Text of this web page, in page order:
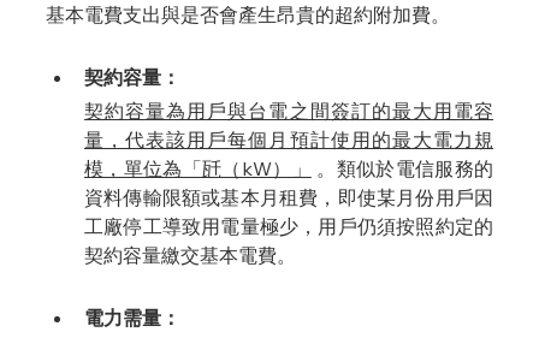
基本電費支出與是否會產生昂貴的超約附加費。
契約容量：
契約容量為用戶與台電之間簽訂的最大用電容
量，代表該用戶每個月預計使用的最大電力規
模，單位為「瓩（kW）」
。類似於電信服務的
資料傳輸限額或基本月租費，即使某月份用戶因
工廠停工導致用電量極少，用戶仍須按照約定的
契約容量繳交基本電費。
電力需量：